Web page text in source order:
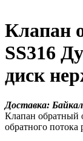
Клапан
SS316
диск
Доставка:
Клапан обратный
обратного потока